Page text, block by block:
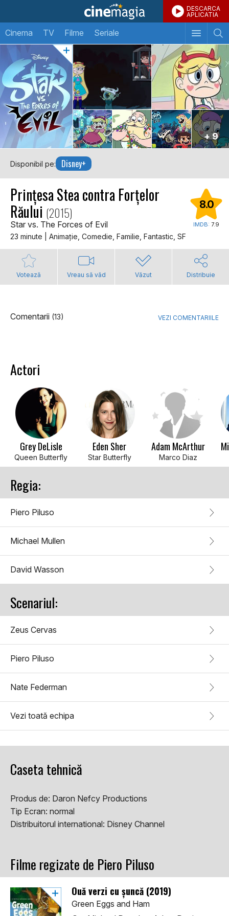
DESCARCA
APLICATIA
Cinema TV Filme Seriale
+ 9
Disponibil pe: Disney+
Prințesa Stea contra Forțelor
Răului (2015)
Star vs. The Forces of Evil
23 minute | Animaţie, Comedie, Familie, Fantastic, SF
8.0
IMDB: 7.9
Votează Vreau să văd Văzut Distribuie
Comentarii (13) VEZI COMENTARIILE
Actori
Grey DeLisle
Queen Butterfly
Eden Sher
Star Butterfly
Adam McArthur
Marco Diaz
Regia:
Piero Piluso
Michael Mullen
David Wasson
Scenariul:
Zeus Cervas
Piero Piluso
Nate Federman
Vezi toată echipa
Caseta tehnică
Produs de: Daron Nefcy Productions
Tip Ecran: normal
Distribuitorul international: Disney Channel
Filme regizate de Piero Piluso
Ouă verzi cu șuncă (2019)
Green Eggs and Ham